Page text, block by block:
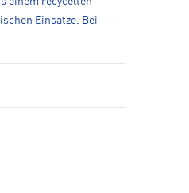
Einsätze. Bei